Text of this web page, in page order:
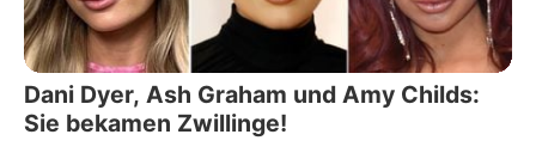
Dani Dyer, Ash Graham und Amy Childs:
Sie bekamen Zwillinge!